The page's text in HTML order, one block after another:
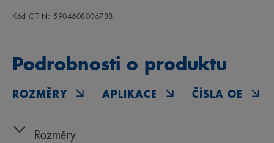
Kód GTIN: 5904608006738
Podrobnosti o produktu
ROZMĚRY APLIKACE ČÍSLA OE
Rozměry